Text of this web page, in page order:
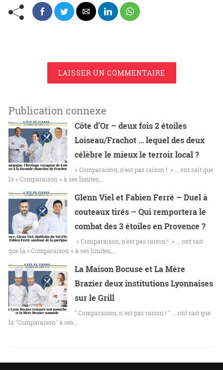
LAISSER UN COMMENTAIRE
Publication connexe
Côte d’Or – deux fois 2 étoiles
Loiseau/Frachot … lequel des deux
célèbre le mieux le terroir local ?
» Comparaison, n’est pas raison ! » … ont sait que
la « Comparaison » à ses limites,…
Glenn Viel et Fabien Ferré – Duel à
couteaux tirés – Qui remportera le
combat des 3 étoiles en Provence ?
» Comparaison, n’est pas raison ! » … ont sait
que la « Comparaison » à ses limites,…
La Maison Bocuse et La Mère
Brazier deux institutions Lyonnaises
sur le Grill
" Comparaison, n'est pas raison ! " ... ont sait que
la "Comparaison" à ses…